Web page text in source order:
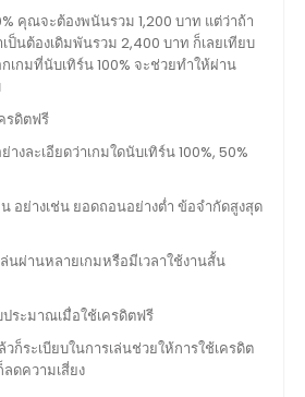
คุณจะต้องพนันรวม 1,200 บาท แต่ว่าถ้า
ป็นต้องเดิมพันรวม 2,400 บาท ก็เลยเทียบ
เกมที่นับเทิร์น 100% จะช่วยทำให้ผ่าน
รดิตฟรี
งละเอียดว่าเกมใดนับเทิร์น 100%, 50%
อย่างเช่น ยอดถอนอย่างต่ำ ข้อจำกัดสูงสุด
นผ่านหลายเกมหรือมีเวลาใช้งานสั้น
ระมาณเมื่อใช้เครดิตฟรี
ก็ระเบียบในการเล่นช่วยให้การใช้เครดิต
ดความเสี่ยง